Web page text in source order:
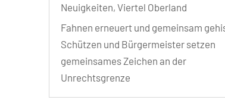
Neuigkeiten, Viertel Oberland
Fahnen erneuert und gemeinsam
Schützen und Bürgermeister setzen
gemeinsames Zeichen an der
Unrechtsgrenze